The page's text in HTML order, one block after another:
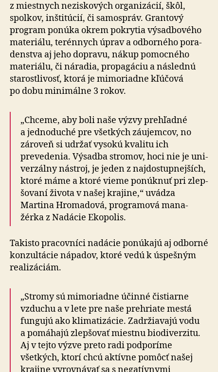
z miestnych ne­zisko­vých orga­ni­zácií, škôl,
spolkov, inšti­túcií, či samo­správ. Grantový
program ponúka okrem pokrytia výsadbového
materiálu, terénnych úprav a od­bor­ného po­ra­
den­stva aj jeho dopravu, nákup pomocného
materiálu, či náradia, pro­pa­gáciu a následnú
sta­rostli­vosť, ktorá je mimo­riadne kľúčová
po dobu mini­málne 3 rokov.
„Chceme, aby boli naše výzvy prehľadné
a jed­no­du­ché pre všet­kých záujemcov, no
zároveň si udržať vysokú kvalitu ich
prevedenia. Výsadba stromov, hoci nie je uni­
ver­zálny nástroj, je jeden z najdostupnejších,
ktoré máme a ktoré vieme ponúknuť pri zlep­
šo­vaní života v našej krajine,“ uvádza
Martina Hromadová, programová ma­na­
žérka z Na­dácie Ekopolis.
Takisto pracovníci nadácie ponúkajú aj odborné
konzultácie nápadov, ktoré vedú k úspešným
re­a­li­zá­ciám.
„Stromy sú mimoriadne účinné čistiarne
vzduchu a v lete pre naše prehriate mestá
fungujú ako kli­ma­ti­zácie. Zadržiavajú vodu
a po­má­hajú zlepšovať miestnu biodiverzitu.
Aj v tejto výzve preto radi podporíme
všetkých, ktorí chcú aktívne pomôcť našej
krajine vy­rov­ná­vať sa s ne­ga­tív­nymi